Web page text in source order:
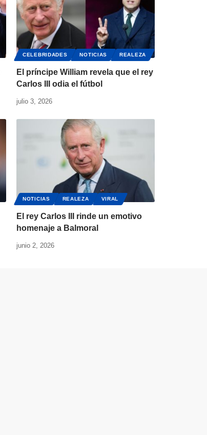
CELEBRIDADES NOTICIAS REALEZA
El príncipe William revela que el rey
Carlos III odia el fútbol
julio 3, 2026
NOTICIAS REALEZA VIRAL
El rey Carlos III rinde un emotivo
homenaje a Balmoral
junio 2, 2026